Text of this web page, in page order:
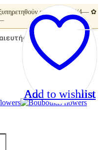
από Τρίτη 14/4— ✿
της Αττικής
Add to wishlist
Add to wishlist
Add to wishlist
Add to wishlist
Add to wishlist